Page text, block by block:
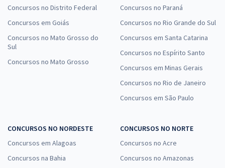
Concursos no Distrito Federal
Concursos em Goiás
Concursos no Mato Grosso do
Sul
Concursos no Mato Grosso
Concursos no Paraná
Concursos no Rio Grande do Sul
Concursos em Santa Catarina
Concursos no Espírito Santo
Concursos em Minas Gerais
Concursos no Rio de Janeiro
Concursos em São Paulo
CONCURSOS NO NORDESTE
Concursos em Alagoas
Concursos na Bahia
CONCURSOS NO NORTE
Concursos no Acre
Concursos no Amazonas